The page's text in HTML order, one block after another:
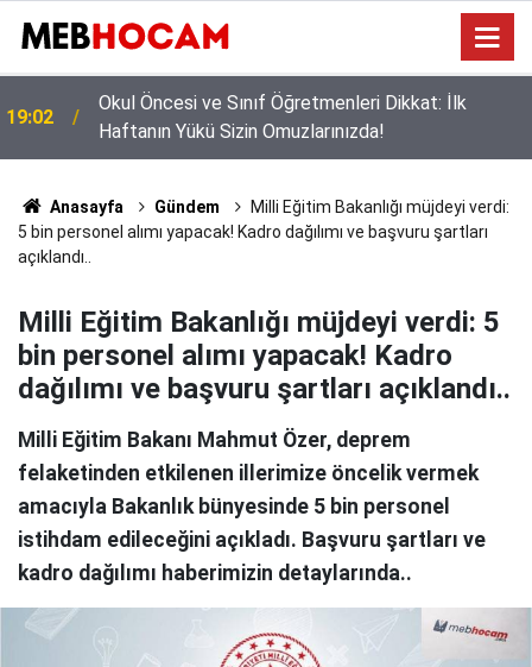
12:02
Okul Çantası Kaça Doluyor? İşte Velilerin Yanıtını
Beklediği O Rakam!
Anasayfa Gündem
Milli Eğitim Bakanlığı müjdeyi verdi:
5 bin personel alımı yapacak! Kadro dağılımı ve başvuru şartları
açıklandı..
Milli Eğitim Bakanlığı müjdeyi verdi: 5
bin personel alımı yapacak! Kadro
dağılımı ve başvuru şartları açıklandı..
Milli Eğitim Bakanı Mahmut Özer, deprem
felaketinden etkilenen illerimize öncelik vermek
amacıyla Bakanlık bünyesinde 5 bin personel
istihdam edileceğini açıkladı. Başvuru şartları ve
kadro dağılımı haberimizin detaylarında..